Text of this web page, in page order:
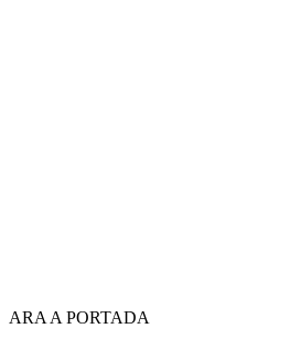
ARA A PORTADA